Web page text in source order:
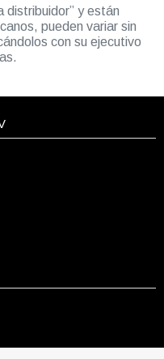
distribuidor” y están
pueden variar sin
con su ejecutivo